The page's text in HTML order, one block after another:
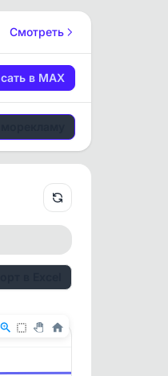
Смотреть
в MAX